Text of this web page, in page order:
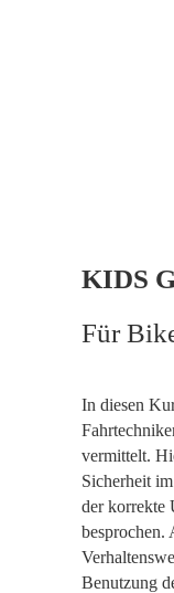
KIDS
Für
In diesen
vermittelt.
Sicherheit
der korrekte
besprochen.
Benutzung